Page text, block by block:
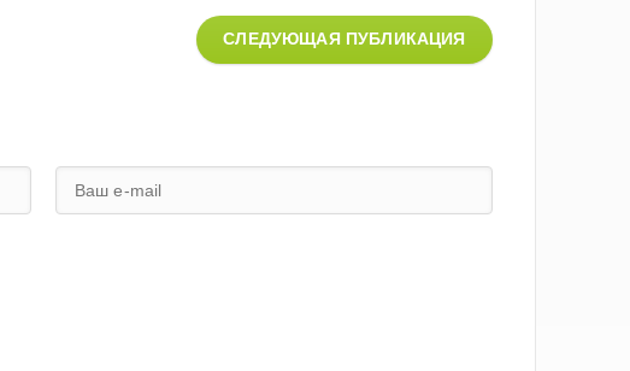
СЛЕДУЮЩАЯ ПУБЛИКАЦИЯ